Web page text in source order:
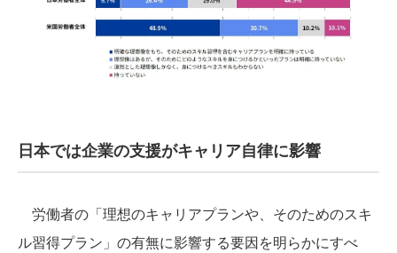
日本では企業の支援がキャリア自律に影響
労働者の「理想のキャリアプランや、そのためのスキ
ル習得プラン」の有無に影響する要因を明らかにすべ